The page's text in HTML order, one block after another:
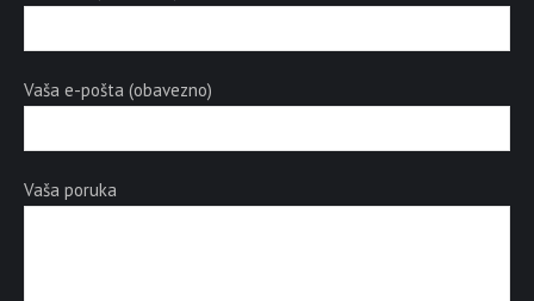
Vaša e-pošta (obavezno)
Vaša poruka